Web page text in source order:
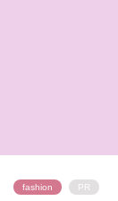
fashion PR